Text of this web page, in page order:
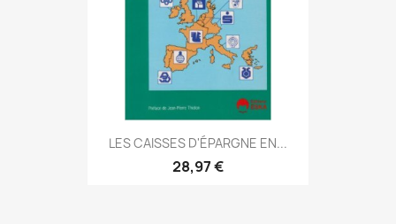
LES CAISSES D'ÉPARGNE EN...
28,97 €